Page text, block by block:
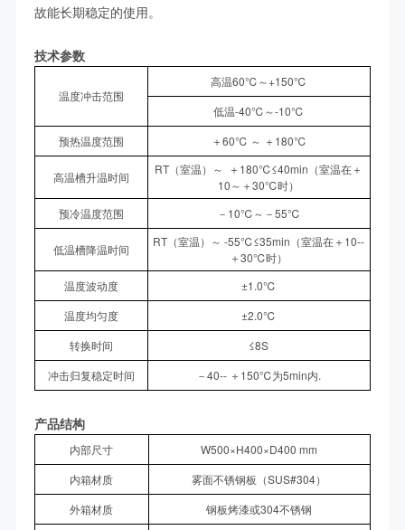
故能长期稳定的使用。
技术参数
温度冲击范围
高温60℃～+150℃
低温-40℃～-10℃
预热温度范围
＋60℃ ～ ＋180℃
高温槽升温时间
RT（室温）～ ＋180℃≤40min（室温在＋
10～＋30℃时）
预冷温度范围
－10℃～－55℃
低温槽降温时间
RT（室温）～ -55℃≤35min（室温在＋10--
＋30℃时）
温度波动度
±1.0℃
温度均匀度
±2.0℃
转换时间
≤8S
冲击归复稳定时间
－40-- ＋150℃为5min内.
产品结构
内部尺寸
W500×H400×D400 mm
内箱材质
雾面不锈钢板（SUS#304）
外箱材质
钢板烤漆或304不锈钢